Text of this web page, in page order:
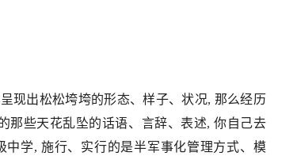
现出松松垮垮的形态、样子、状况, 那么经历
那些天花乱坠的话语、言辞、表述, 你自己去
学, 施行、实行的是半军事化管理方式、模